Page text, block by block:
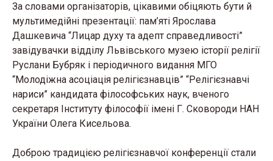
За словами організаторів, цікавими обіцяють бути й
мультимедійні презентації: пам’яті Ярослава
Дашкевича “Лицар духу та адепт справедливості”
завідувачки відділу Львівського музею історії релігії
Руслани Бубряк і періодичного видання МГО
“Молодіжна асоціація релігієзнавців” “Релігієзнавчі
нариси” кандидата філософських наук, вченого
секретаря Інституту філософії імені Г. Сковороди НАН
України Олега Кисельова.
Доброю традицією релігієзнавчої конференції стали